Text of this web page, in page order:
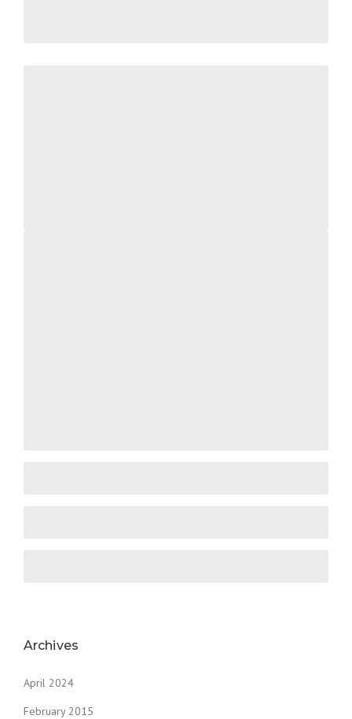
Archives
April 2024
February 2015